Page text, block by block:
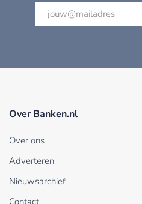
Over Banken.nl
Over ons
Adverteren
Nieuwsarchief